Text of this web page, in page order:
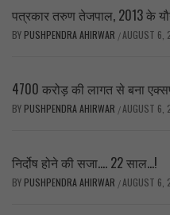
पत्रकार तरुण तेजपाल, 2013 के
BY PUSHPENDRA AHIRWAR /AUGUST 6,
4700 करोड़ की लागत से बना
BY PUSHPENDRA AHIRWAR /AUGUST 6,
निर्दोष होने की सजा…. 22 साल…!
BY PUSHPENDRA AHIRWAR /AUGUST 6,